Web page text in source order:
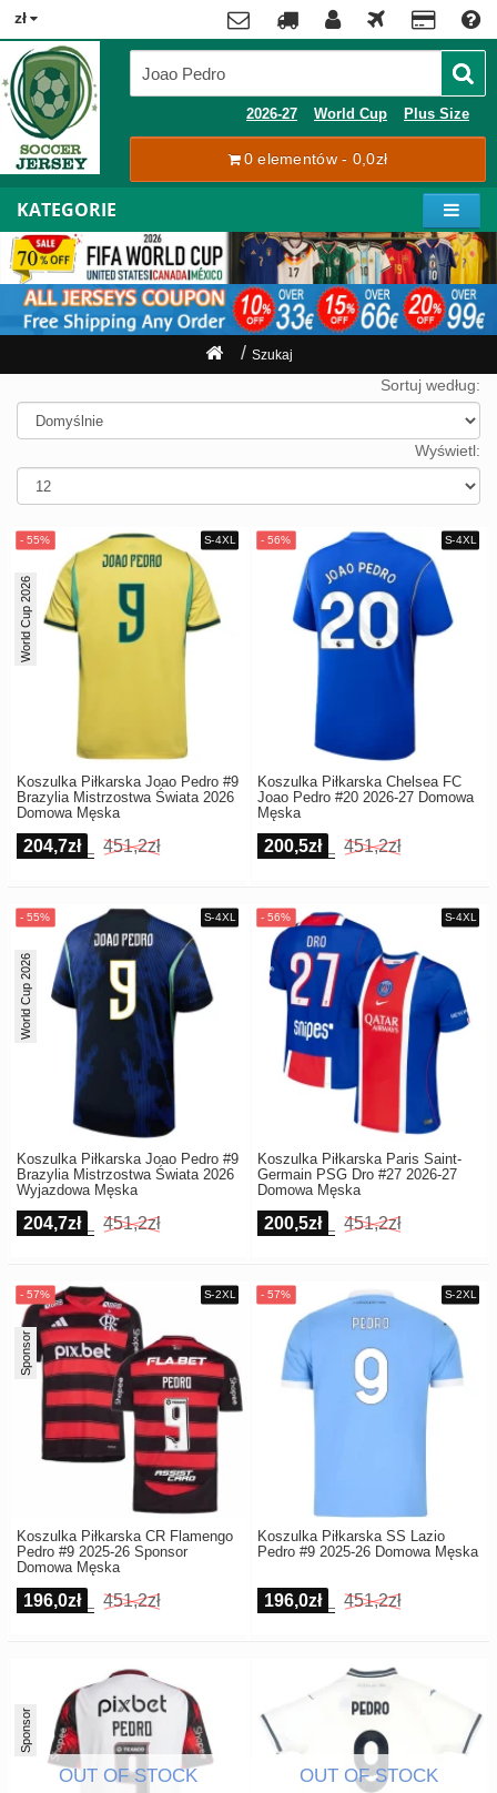
zł
Contact
Tracking
Moje
konto
Rejestracja
się
Shipping
Payment
Koszyk
Zamówienie
2026-27 World Cup Plus Size
0 elementów - 0,0zł
x
KATEGORIE
Premier
League
La
Liga
Bundesliga
Serie
A
Ligue
1
Pilkarze
Mistrzostwa
Świata
2026
Europe
UEFA
CONMEBOL
Other
Teams
Dzieci
Damska
Szukaj
Sortuj według:
Wyświetl:
Koszulka Piłkarska Joao Pedro #9
Brazylia Mistrzostwa Świata 2026
Domowa Męska
World Cup 2026
204,7zł 451,2zł
Koszulka Piłkarska Chelsea FC
Joao Pedro #20 2026-27 Domowa
Męska
200,5zł 451,2zł
Koszulka Piłkarska Joao Pedro #9
Brazylia Mistrzostwa Świata 2026
Wyjazdowa Męska
World Cup 2026
204,7zł 451,2zł
Koszulka Piłkarska Paris Saint-
Germain PSG Dro #27 2026-27
Domowa Męska
200,5zł 451,2zł
Koszulka Piłkarska CR Flamengo
Pedro #9 2025-26 Sponsor
Domowa Męska
Sponsor
196,0zł 451,2zł
Koszulka Piłkarska SS Lazio
Pedro #9 2025-26 Domowa Męska
196,0zł 451,2zł
Sponsor